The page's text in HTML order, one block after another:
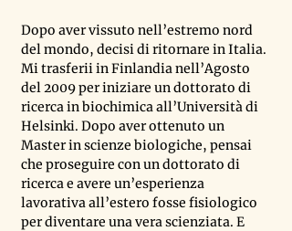
Dopo aver vissuto nell’estremo nord
del mondo, decisi di ritornare in Italia.
Mi trasferii in Finlandia nell’Agosto
del 2009 per iniziare un dottorato di
ricerca in biochimica all’Università di
Helsinki. Dopo aver ottenuto un
Master in scienze biologiche, pensai
che proseguire con un dottorato di
ricerca e avere un’esperienza
lavorativa all’estero fosse fisiologico
per diventare una vera scienziata. E